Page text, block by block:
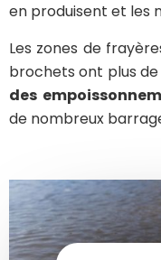
en produisent et les
Les zones de
brochets ont plus
des
de nombreux